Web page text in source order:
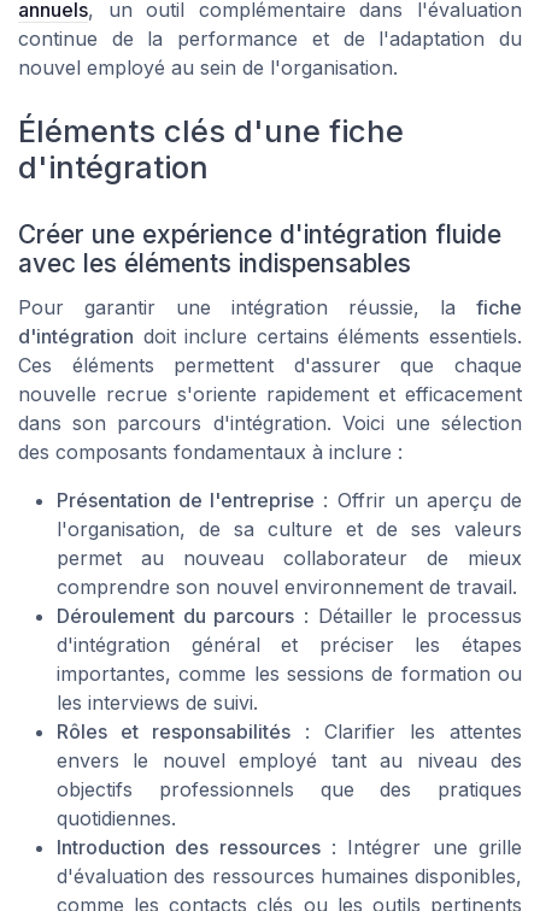
annuels, un outil complémentaire dans l'évaluation
continue de la performance et de l'adaptation du
nouvel employé au sein de l'organisation.
Éléments clés d'une fiche
d'intégration
Créer une expérience d'intégration fluide
avec les éléments indispensables
Pour garantir une intégration réussie, la fiche
d'intégration doit inclure certains éléments essentiels.
Ces éléments permettent d'assurer que chaque
nouvelle recrue s'oriente rapidement et efficacement
dans son parcours d'intégration. Voici une sélection
des composants fondamentaux à inclure :
Présentation de l'entreprise : Offrir un aperçu de
l'organisation, de sa culture et de ses valeurs
permet au nouveau collaborateur de mieux
comprendre son nouvel environnement de travail.
Déroulement du parcours : Détailler le processus
d'intégration général et préciser les étapes
importantes, comme les sessions de formation ou
les interviews de suivi.
Rôles et responsabilités : Clarifier les attentes
envers le nouvel employé tant au niveau des
objectifs professionnels que des pratiques
quotidiennes.
Introduction des ressources: Intégrer unegrille
d'évaluation des ressources humaines disponibles,
comme les contacts clés ou les outils pertinents